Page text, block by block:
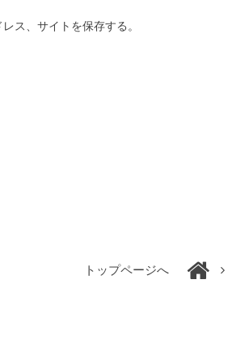
ス、サイトを保存する。
トップページへ